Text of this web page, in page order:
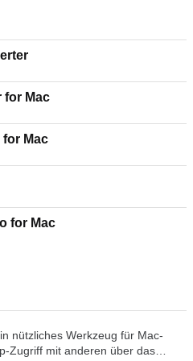
for Mac
Mac
for Mac
nützliches Werkzeug für Mac-
Zugriff mit anderen über das